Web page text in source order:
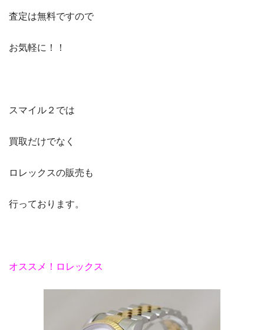
査定は無料ですので
お気軽に！！
スマイル２では
買取だけでなく
ロレックスの販売も
行っております。
オススメ！ロレックス